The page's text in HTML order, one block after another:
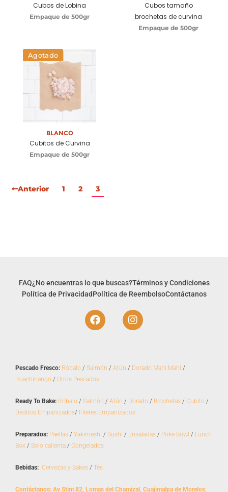
Cubos de Lobina
Empaque de 500gr
Cubos tamaño
brochetas de curvina
Empaque de 500gr
Agotado
Blanco
Cubitos de Curvina
Empaque de 500gr
Anterior 1 2 3
FAQ¿No encuentras lo que buscas?Términos y Condiciones
Política de PrivacidadPolítica de ReembolsoContáctanos
F
a
o
o
I
n
g
Pescado Fresco: Róbalo / Salmón / Atún / Dorado Mahi Mahi /
Huachinango / Otros Pescados
Ready To Bake: Róbalo / Salmón / Atún / Dorado / Brochetas / Cubito /
Deditos Empanizados/ Filetes Empanizados
Preparados: Paellas / Yakimeshi / Sushi / Ensaladas / Poke Bowl / Lunch
Box / Solo calienta / Congelados
Bebidas: Cervezas y Sakes / Tés
Contáctanos: Av Stim 82, Lomas del Chamizal, Cuajimalpa de Morelos,